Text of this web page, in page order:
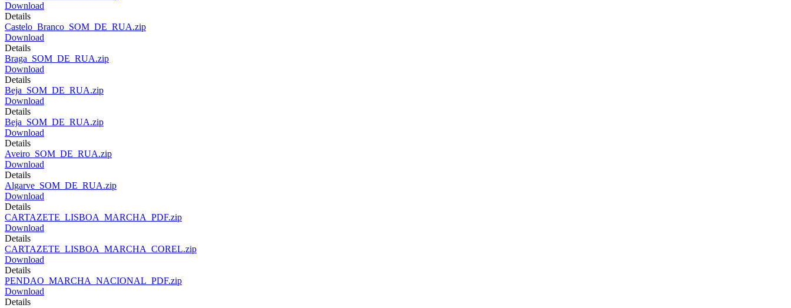
Download
Details
Castelo_Branco_SOM_DE_RUA.zip
Download
Details
Braga_SOM_DE_RUA.zip
Download
Details
Beja_SOM_DE_RUA.zip
Download
Details
Beja_SOM_DE_RUA.zip
Download
Details
Aveiro_SOM_DE_RUA.zip
Download
Details
Algarve_SOM_DE_RUA.zip
Download
Details
CARTAZETE_LISBOA_MARCHA_PDF.zip
Download
Details
CARTAZETE_LISBOA_MARCHA_COREL.zip
Download
Details
PENDAO_MARCHA_NACIONAL_PDF.zip
Download
Details